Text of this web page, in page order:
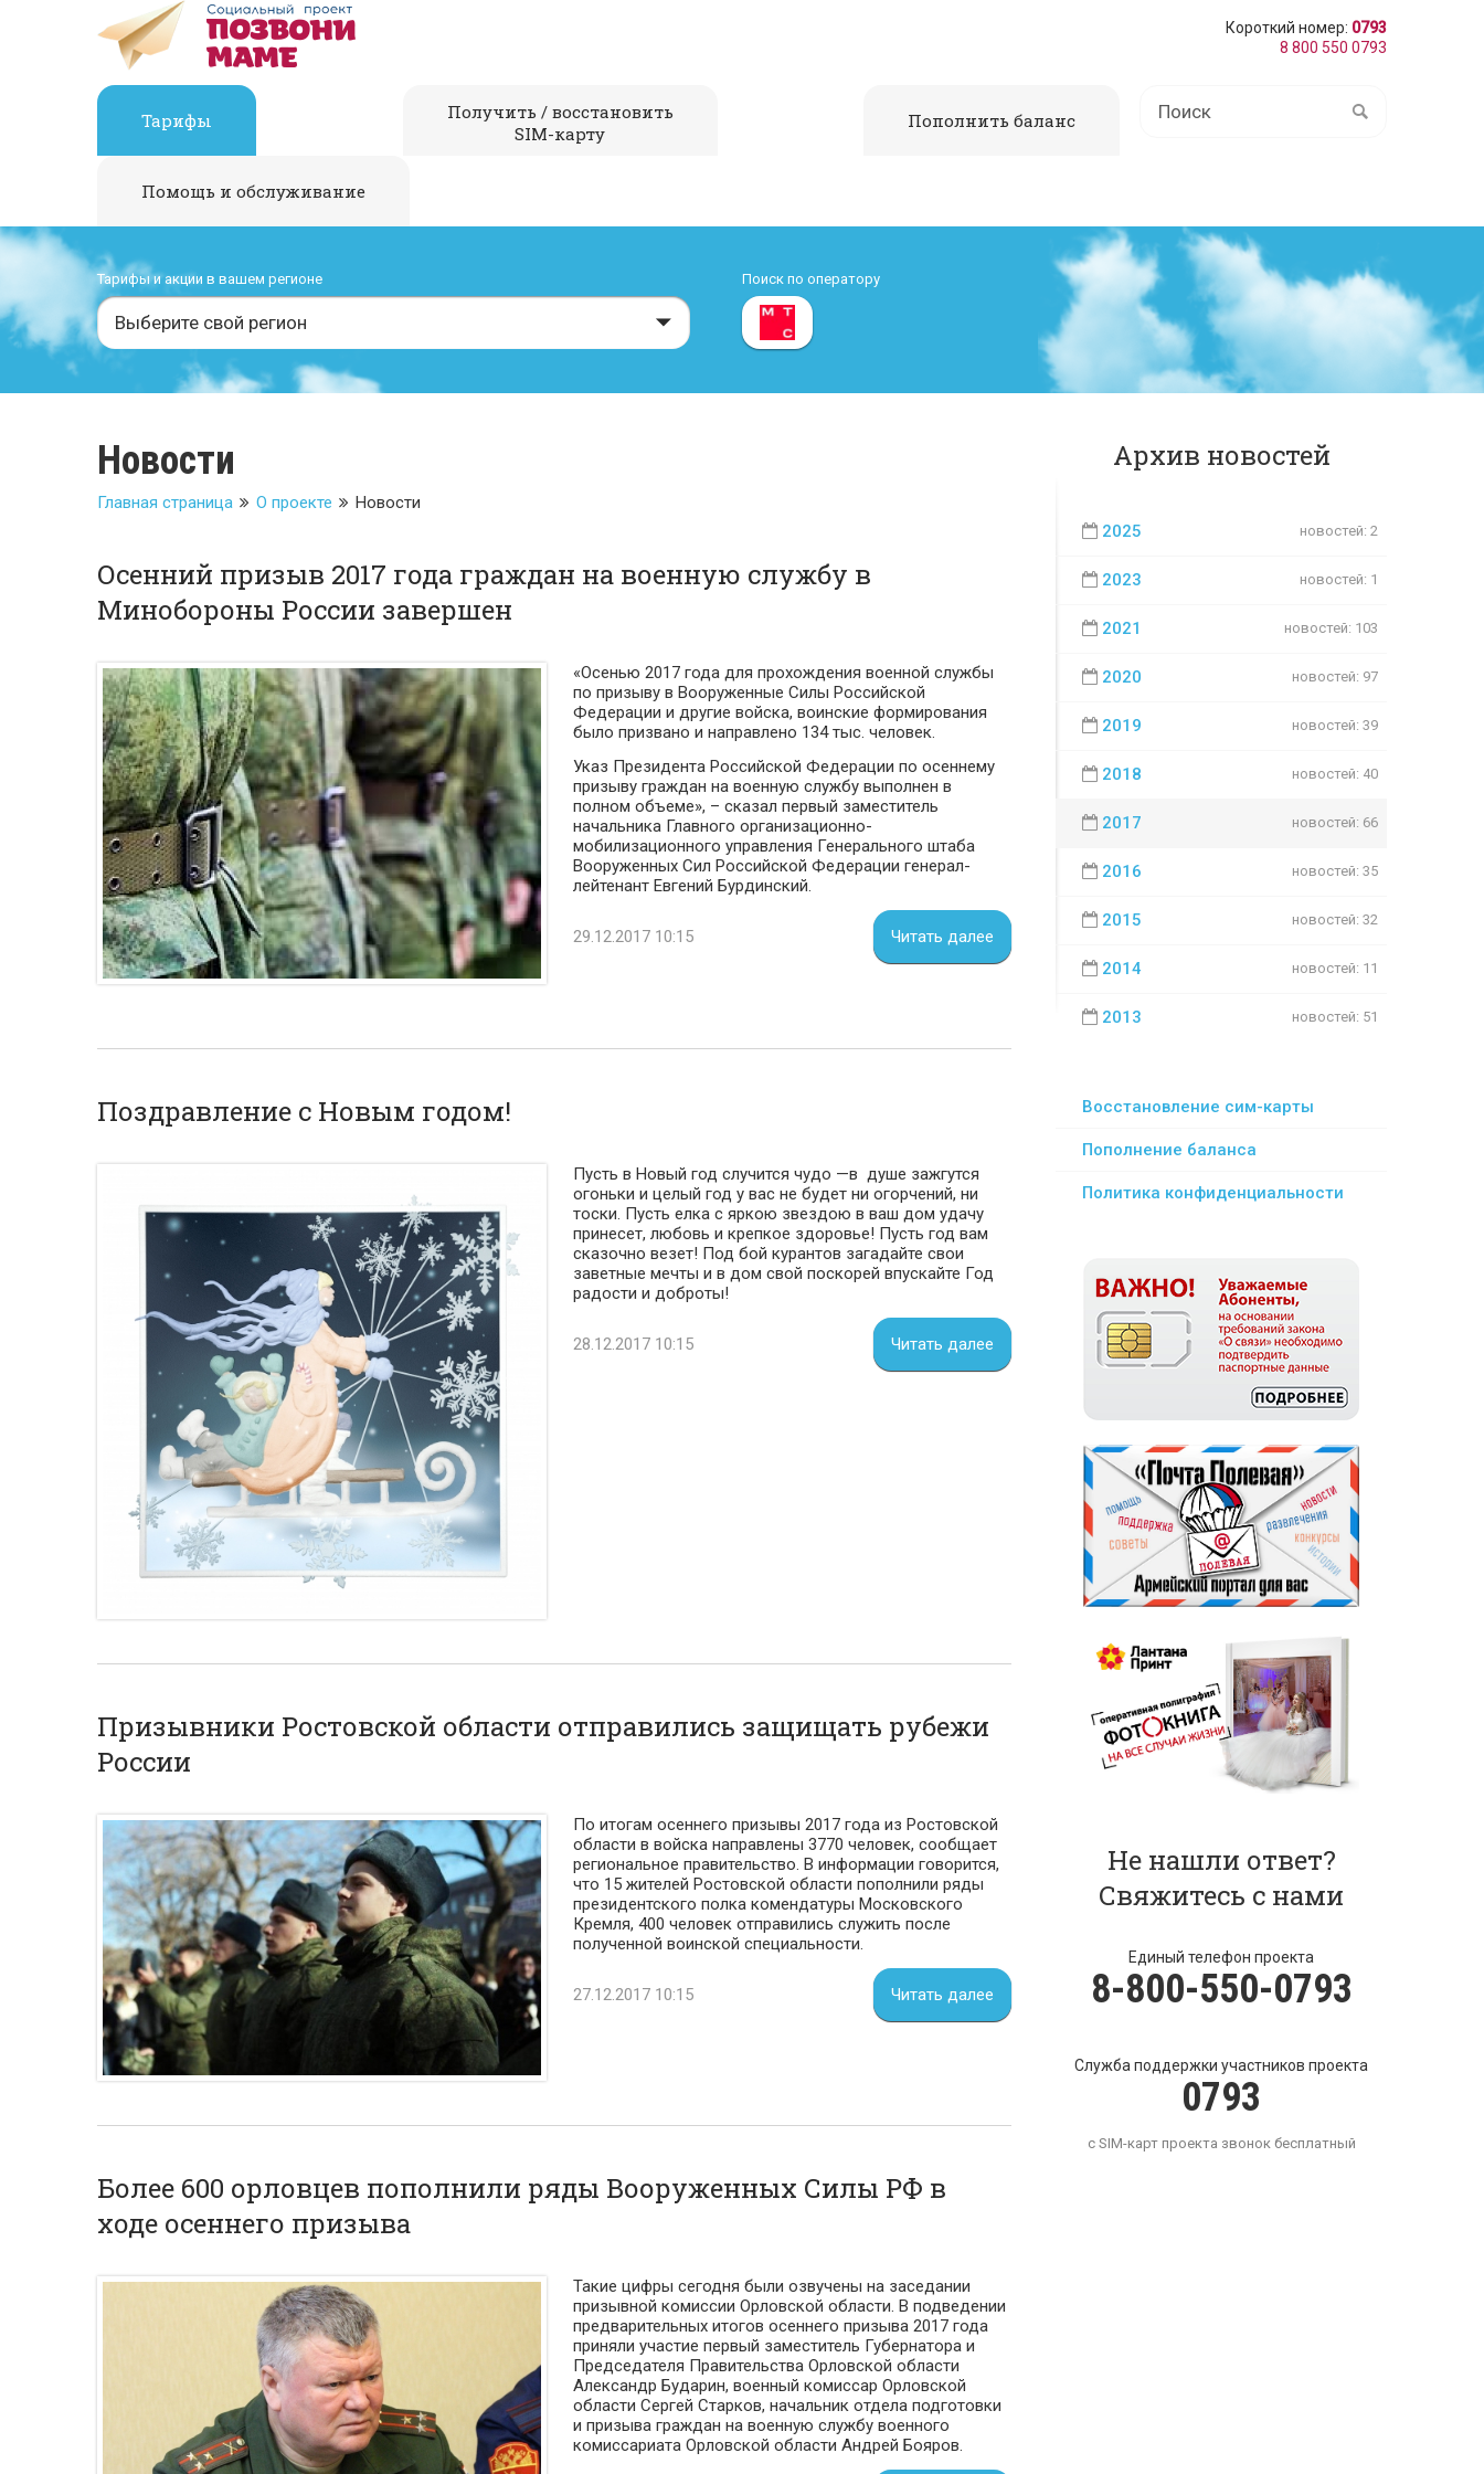
Короткий номер: 0793
8 800 550 0793
Тарифы
Получить / восстановить
SIM-карту
Пополнить баланс
Помощь и обслуживание
Тарифы и акции в вашем регионе
Выберите свой регион
Поиск по оператору
Новости
Главная страница О проекте Новости
Осенний призыв 2017 года граждан на военную службу в
Минобороны России завершен
«Осенью 2017 года для прохождения военной службы
по призыву в Вооруженные Силы Российской
Федерации и другие войска, воинские формирования
было призвано и направлено 134 тыс. человек.
Указ Президента Российской Федерации по осеннему
призыву граждан на военную службу выполнен в
полном объеме», – сказал первый заместитель
начальника Главного организационно-
мобилизационного управления Генерального штаба
Вооруженных Сил Российской Федерации генерал-
лейтенант Евгений Бурдинский.
29.12.2017 10:15 Читать далее
Поздравление с Новым годом!
Пусть в Новый год случится чудо —в душе зажгутся
огоньки и целый год у вас не будет ни огорчений, ни
тоски. Пусть елка с яркою звездою в ваш дом удачу
принесет, любовь и крепкое здоровье! Пусть год вам
сказочно везет! Под бой курантов загадайте свои
заветные мечты и в дом свой поскорей впускайте Год
радости и доброты!
28.12.2017 10:15 Читать далее
Призывники Ростовской области отправились защищать рубежи
России
По итогам осеннего призывы 2017 года из Ростовской
области в войска направлены 3770 человек, сообщает
региональное правительство. В информации говорится,
что 15 жителей Ростовской области пополнили ряды
президентского полка комендатуры Московского
Кремля, 400 человек отправились служить после
полученной воинской специальности.
27.12.2017 10:15 Читать далее
Более 600 орловцев пополнили ряды Вооруженных Силы РФ в
ходе осеннего призыва
Такие цифры сегодня были озвучены на заседании
призывной комиссии Орловской области. В подведении
предварительных итогов осеннего призыва 2017 года
приняли участие первый заместитель Губернатора и
Председателя Правительства Орловской области
Александр Бударин, военный комиссар Орловской
области Сергей Старков, начальник отдела подготовки
и призыва граждан на военную службу военного
комиссариата Орловской области Андрей Бояров.
Архив новостей
2025 новостей: 2
2023 новостей: 1
2021 новостей: 103
2020 новостей: 97
2019 новостей: 39
2018 новостей: 40
2017 новостей: 66
2016 новостей: 35
2015 новостей: 32
2014 новостей: 11
2013 новостей: 51
Восстановление сим-карты
Пополнение баланса
Политика конфиденциальности
Не нашли ответ?
Свяжитесь с нами
Единый телефон проекта
8-800-550-0793
Служба поддержки участников проекта
0793
с SIM-карт проекта звонок бесплатный